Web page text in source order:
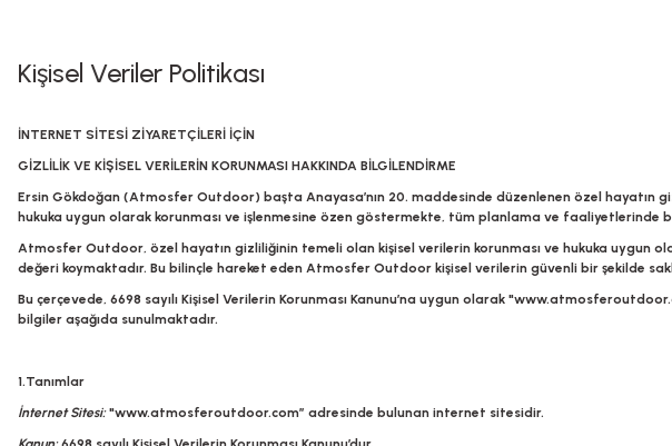
Kişisel Veriler Politikası
İNTERNET SİTESİ ZİYARETÇİLERİ İÇİN
GİZLİLİK VE KİŞİSEL VERİLERİN KORUNMASI HAKKINDA BİLGİLENDİRME
Ersin Gökdoğan (Atmosfer Outdoor) başta Anayasa’nın 20. maddesinde düzenlenen özel
hukuka uygun olarak korunması ve işlenmesine özen göstermekte, tüm planlama ve faaliyetlerinde
Atmosfer Outdoor, özel hayatın gizliliğinin temeli olan kişisel verilerin korunması ve hukuka uygun
değeri koymaktadır. Bu bilinçle hareket eden Atmosfer Outdoor kişisel verilerin güvenli bir şekilde
Bu çerçevede, 6698 sayılı Kişisel Verilerin Korunması Kanunu’na uygun olarak
bilgiler aşağıda sunulmaktadır.
1.Tanımlar
İnternet Sitesi:"www.atmosferoutdoor.com” adresinde bulunan internet sitesidir.